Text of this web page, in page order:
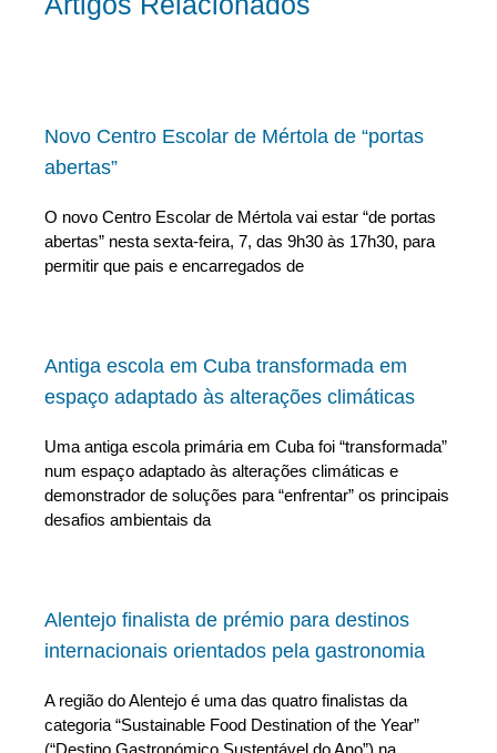
Novo Centro Escolar de Mértola de “portas
abertas”
O novo Centro Escolar de Mértola vai estar “de portas
abertas” nesta sexta-feira, 7, das 9h30 às 17h30, para
permitir que pais e encarregados de
Antiga escola em Cuba transformada em
espaço adaptado às alterações climáticas
Uma antiga escola primária em Cuba foi “transformada”
num espaço adaptado às alterações climáticas e
demonstrador de soluções para “enfrentar” os principais
desafios ambientais da
Alentejo finalista de prémio para destinos
internacionais orientados pela gastronomia
A região do Alentejo é uma das quatro finalistas da
categoria “Sustainable Food Destination of the Year”
(“Destino Gastronómico Sustentável do Ano”) na